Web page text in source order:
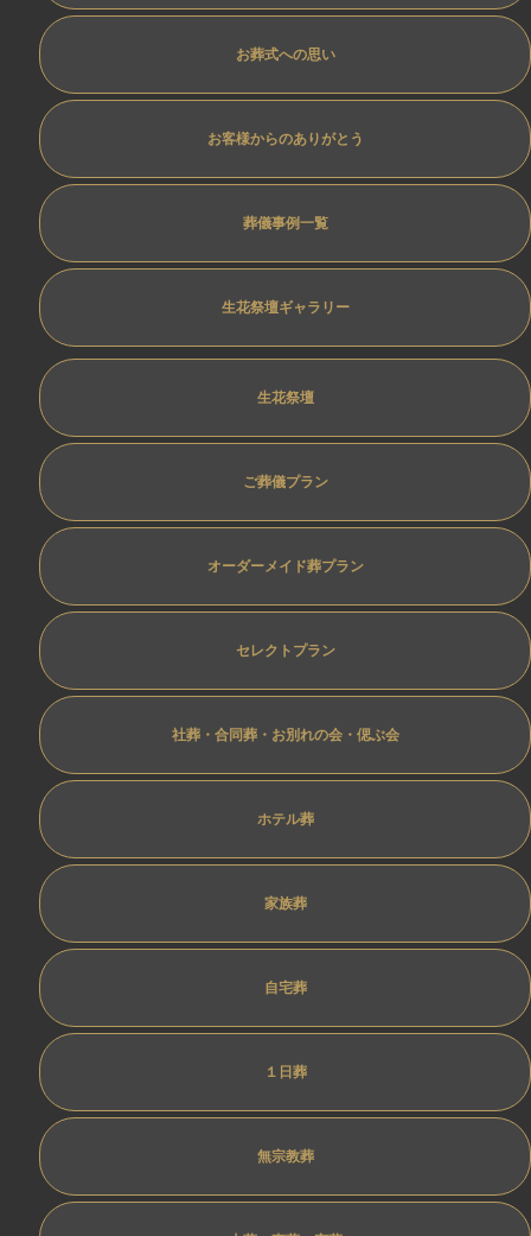
お葬式への思い
お客様からのありがとう
葬儀事例一覧
生花祭壇ギャラリー
生花祭壇
ご葬儀プラン
オーダーメイド葬プラン
セレクトプラン
社葬・合同葬・お別れの会・偲ぶ会
ホテル葬
家族葬
自宅葬
１日葬
無宗教葬